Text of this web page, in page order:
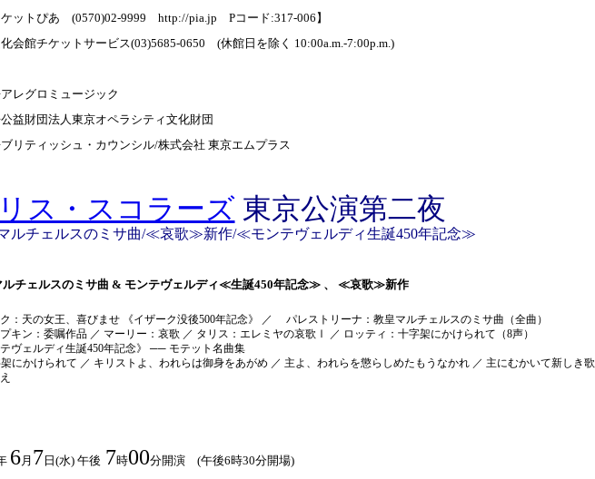
ケットぴあ (0570)02-9999 http://pia.jp Pコード:317-006】
会館チケットサービス(03)5685-0650 (休館日を除く 10:00a.m.-7:00p.m.)
レグロミュージック
益財団法人東京オペラシティ文化財団
リティッシュ・カウンシル/株式会社 東京エムプラス
ス・スコラーズ東京公演第二夜
ルチェルスのミサ曲/≪哀歌≫新作/≪モンテヴェルディ生誕450年記念≫
ルチェルスのミサ曲 & モンテヴェルディ≪生誕450年記念≫ 、 ≪哀歌≫新作
：天の女王、喜びませ 《イザーク没後500年記念》 ／ パレストリーナ：教皇マルチェルスのミサ曲（全曲）
キン：委嘱作品 ／ マーリー：哀歌 ／ タリス：エレミヤの哀歌Ⅰ ／ ロッティ：十字架にかけられて（8声）
テヴェルディ生誕450年記念》 ── モテット名曲集
にかけられて ／ キリストよ、われらは御身をあがめ ／ 主よ、われらを懲らしめたもうなかれ ／ 主にむかいて新しき歌
6月 7 日(水) 午後 7時00分開演 (午後6時30分開場)